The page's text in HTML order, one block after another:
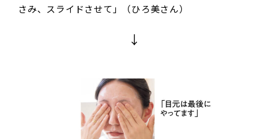
さみ、スライドさせて」（ひろ美さん）
↓